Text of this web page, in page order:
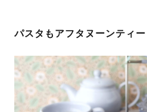
パスタもアフタヌーンティー